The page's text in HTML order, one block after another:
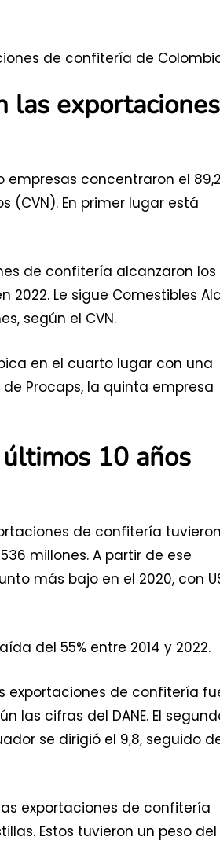
de confitería de
las exportaciones
empresas concentraron el
(CVN). En primer lugar está
de confitería alcanzaron los
2022. Le sigue Comestibles
según el CVN.
en el cuarto lugar con una
Procaps, la quinta empresa
10 años
de confitería
millones. A partir de ese
más bajo en el 2020, con
del 55% entre 2014 y 2022.
exportaciones de confitería
las cifras del DANE. El
se dirigió el 9,8, seguido
exportaciones de confitería
Estos tuvieron un peso del